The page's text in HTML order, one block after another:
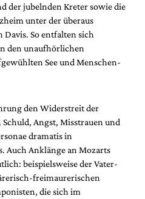
der jubelnden Kreter sowie die
unter der überaus
So entfalten sich
den unaufhörlichen
See und Menschen-
den Widerstreit der
Angst, Misstrauen und
dramatis in
Auch Anklänge an Mozarts
beispielsweise der Vater-
freimaurerischen
die sich im